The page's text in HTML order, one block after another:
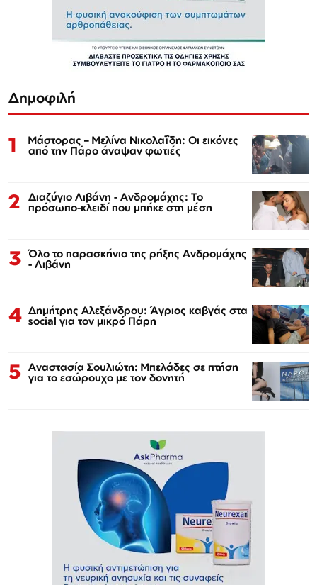
Δημοφιλή
1 Μάστορας – Μελίνα Νικολαΐδη: Οι εικόνες
από την Πάρο άναψαν φωτιές
2 Διαζύγιο Λιβάνη - Ανδρομάχης: Το
πρόσωπο-κλειδί που μπήκε στη μέση
3 Όλο το παρασκήνιο της ρήξης Ανδρομάχης
- Λιβάνη
4 Δημήτρης Αλεξάνδρου: Άγριος καβγάς στα
social για τον μικρό Πάρη
5 Αναστασία Σουλιώτη: Μπελάδες σε πτήση
για το εσώρουχο με τον δονητή